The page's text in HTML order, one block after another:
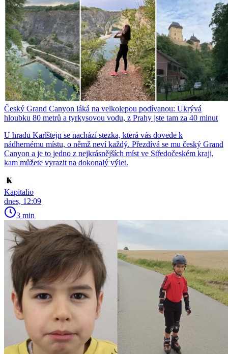
Český Grand Canyon láká na velkolepou podívanou: Ukrývá
hloubku 80 metrů a tyrkysovou vodu, z Prahy jste tam za 40 minut
U hradu Karlštejn se nachází stezka, která vás dovede k
nádhernému místu, o němž neví každý. Přezdívá se mu český Grand
Canyon a je to jedno z nejkrásnějších míst ve Středočeském kraji,
kam můžete vyrazit na dokonalý výlet.
Kapitalio
dnes, 12:09
3 min